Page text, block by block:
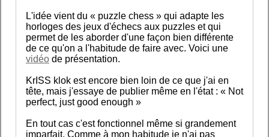
L'idée vient du « puzzle chess » qui adapte les
horloges des jeux d'échecs aux puzzles et qui
permet de les aborder d'une façon bien différente
de ce qu'on a l'habitude de faire avec. Voici une
vidéo de présentation.
KrISS klok est encore bien loin de ce que j'ai en
tête, mais j'essaye de publier même en l'état : « Not
perfect, just good enough »
En tout cas c'est fonctionnel même si grandement
imparfait. Comme à mon habitude je n'ai pas